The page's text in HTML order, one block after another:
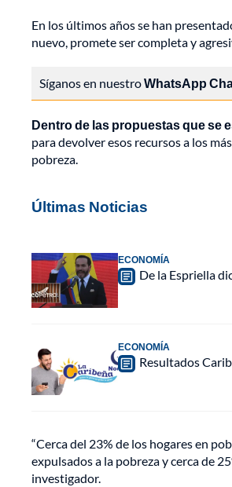
En los últimos años se han
nuevo, promete ser completa y
Síganos en nuestroWhatsApp
Dentro de las propuestas que se
para devolver esos recursos a los
pobreza.
Últimas Noticias
ECONOMÍA
De la Espriella
ECONOMÍA
Resultados
“Cerca del 23% de los hogares en
expulsados a la pobreza y cerca de
investigador.